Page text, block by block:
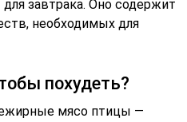
завтрака. Оно содержит
необходимых для
похудеть?
мясо птицы —